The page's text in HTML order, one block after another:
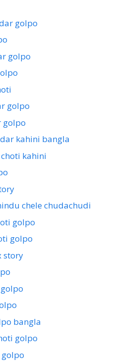
golpo
golpo
golpo
golpo
kahini bangla
kahini
chele chudachudi
golpo
golpo
story
bangla
golpo